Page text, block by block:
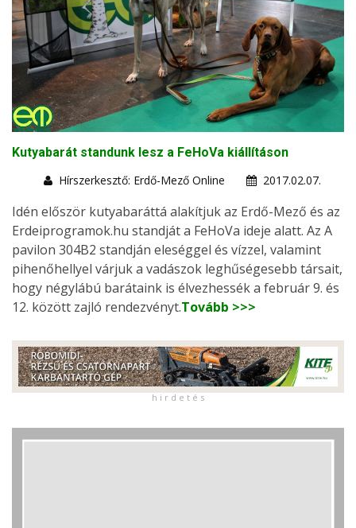
Kutyabarát standunk lesz a FeHoVa kiállításon
Hírszerkesztő: Erdő-Mező Online
2017.02.07.
Idén először kutyabaráttá alakítjuk az Erdő-Mező és az
Erdeiprogramok.hu standját a FeHoVa ideje alatt. Az A
pavilon 304B2 standján eleséggel és vízzel, valamint
pihenőhellyel várjuk a vadászok leghűségesebb társait,
hogy négylábú barátaink is élvezhessék a február 9. és
12. között zajló rendezvényt.Tovább >>>
h i r d e t é s